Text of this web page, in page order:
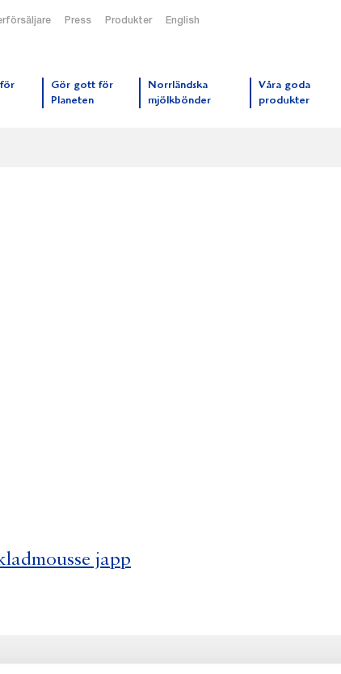
Press Produkter English
Gör gott för
Planeten
Norrländska
mjölkbönder
Våra goda
produkter
japp